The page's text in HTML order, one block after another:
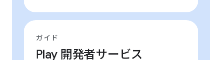
ガイド
Play 開発者サービス